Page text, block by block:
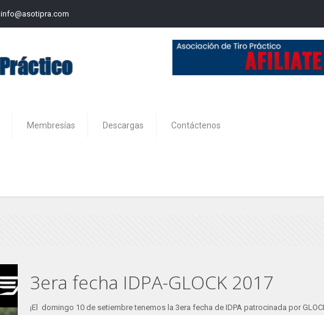
info@asotipra.com
Membresías Descargas Contáctenos
3era fecha IDPA-GLOCK 2017
¡El domingo 10 de setiembre tenemos la 3era fecha de IDPA patrocinada por